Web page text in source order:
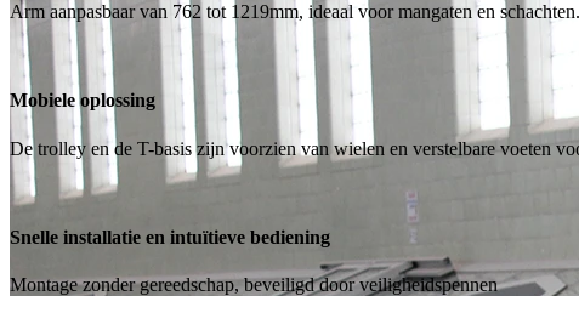
Arm aanpasbaar van 762 tot 1219mm, ideaal voor mangaten en schachten.
Mobiele oplossing
De trolley en de T-basis zijn voorzien van wielen en verstelbare voeten
Snelle installatie en intuïtieve bediening
Montage zonder gereedschap, beveiligd door veiligheidspennen